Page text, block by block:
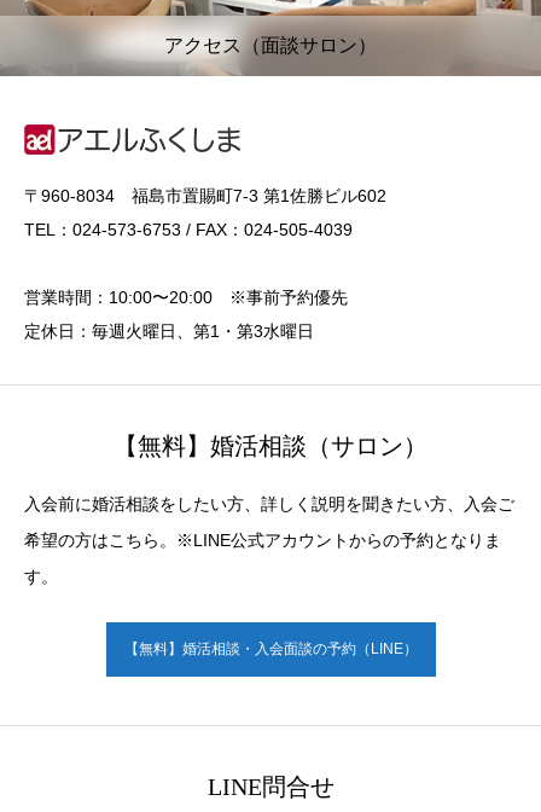
アクセス（面談サロン）
〒960-8034 福島市置賜町7-3 第1佐勝ビル602
TEL：024-573-6753 / FAX：024-505-4039
営業時間：10:00〜20:00 ※事前予約優先
定休日：毎週火曜日、第1・第3水曜日
【無料】婚活相談（サロン）
入会前に婚活相談をしたい方、詳しく説明を聞きたい方、入会ご
希望の方はこちら。※LINE公式アカウントからの予約となりま
す。
【無料】婚活相談・入会面談の予約（LINE）
LINE問合せ